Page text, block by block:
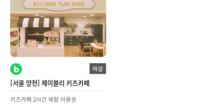
마감
[서울 양천] 제이블리 키즈카페
키즈카페 2시간 체험 이용권